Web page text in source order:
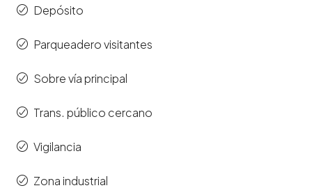
Depósito
Parqueadero visitantes
Sobre vía principal
Trans. público cercano
Vigilancia
Zona industrial